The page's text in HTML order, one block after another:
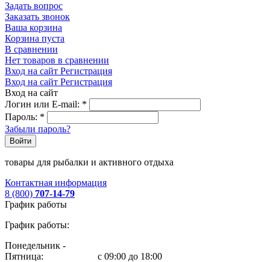
Задать вопрос
Заказать звонок
Ваша корзина
Корзина пуста
В сравнении
Нет товаров в сравнении
Вход на сайт Регистрация
Вход на сайт Регистрация
Вход на сайт
Логин или E-mail: *
Пароль: *
Забыли пароль?
Войти
товары для рыбалки и активного отдыха
Контактная информация
8 (800) 707-14-79
График работы
График работы:
Понедельник -
Пятница:
с 09:00 до 18:00